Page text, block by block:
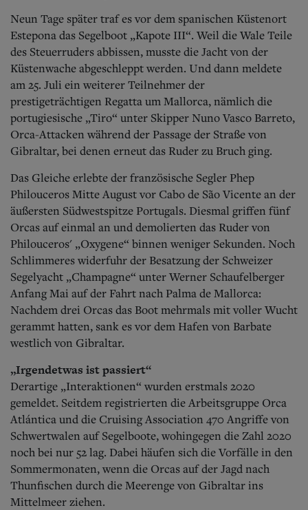
Neun Tage später traf es vor dem spanischen Küstenort
Estepona das Segelboot „Kapote III“. Weil die Wale Teile
des Steuerruders abbissen, musste die Jacht von der
Küstenwache abgeschleppt werden. Und dann meldete
am 25. Juli ein weiterer Teilnehmer der
prestigeträchtigen Regatta um Mallorca, nämlich die
portugiesische „Tiro“ unter Skipper Nuno Vasco Barreto,
Orca-Attacken während der Passage der Straße von
Gibraltar, bei denen erneut das Ruder zu Bruch ging.
Das Gleiche erlebte der französische Segler Phep
Philouceros Mitte August vor Cabo de São Vicente an der
äußersten Südwestspitze Portugals. Diesmal griffen fünf
Orcas auf einmal an und demolierten das Ruder von
Philouceros' „Oxygene“ binnen weniger Sekunden. Noch
Schlimmeres widerfuhr der Besatzung der Schweizer
Segelyacht „Champagne“ unter Werner Schaufelberger
Anfang Mai auf der Fahrt nach Palma de Mallorca:
Nachdem drei Orcas das Boot mehrmals mit voller Wucht
gerammt hatten, sank es vor dem Hafen von Barbate
westlich von Gibraltar.
„Irgendetwas ist passiert“
Derartige „Interaktionen“ wurden erstmals 2020
gemeldet. Seitdem registrierten die Arbeitsgruppe Orca
Atlántica und die Cruising Association 470 Angriffe von
Schwertwalen auf Segelboote, wohingegen die Zahl 2020
noch bei nur 52 lag. Dabei häufen sich die Vorfälle in den
Sommermonaten, wenn die Orcas auf der Jagd nach
Thunfischen durch die Meerenge von Gibraltar ins
Mittelmeer ziehen.